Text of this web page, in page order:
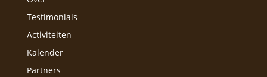
Testimonials
Activiteiten
Kalender
Partners